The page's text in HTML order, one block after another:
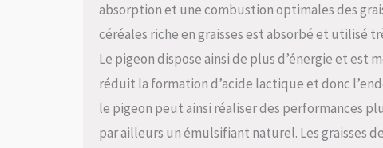
absorption et une combustion optimales des
céréales riche en graisses est absorbé et utilisé
Le pigeon dispose ainsi de plus d’énergie et est
réduit la formation d’acide lactique et donc
le pigeon peut ainsi réaliser des performances
par ailleurs un émulsifiant naturel. Les graisses